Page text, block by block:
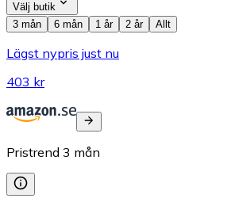
Välj butik
3 mån
6 mån 1 år 2 år Allt
Lägst nypris just nu
403 kr
Pristrend 3 mån